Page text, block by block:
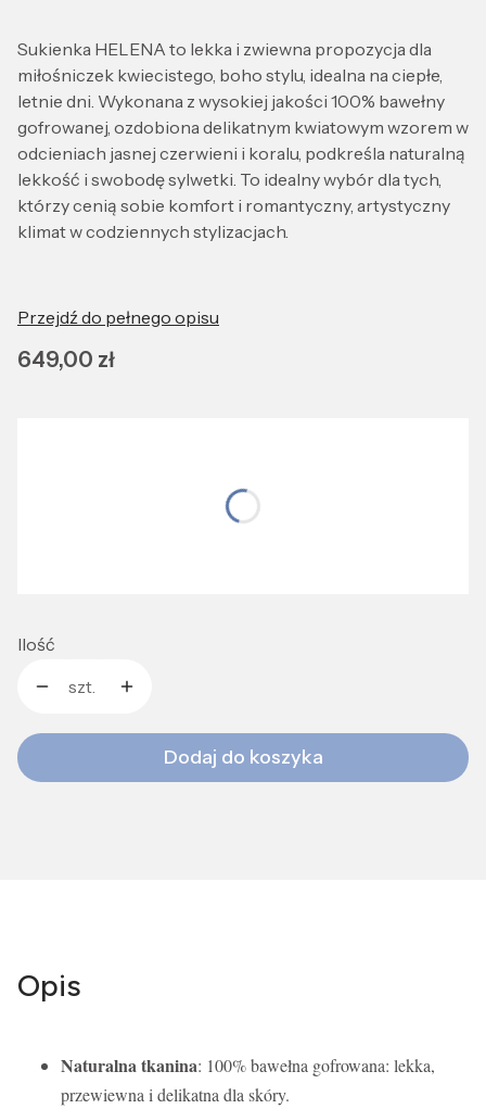
Sukienka HELENA to lekka i zwiewna propozycja dla
miłośniczek kwiecistego, boho stylu, idealna na ciepłe,
letnie dni. Wykonana z wysokiej jakości 100% bawełny
gofrowanej, ozdobiona delikatnym kwiatowym wzorem w
odcieniach jasnej czerwieni i koralu, podkreśla naturalną
lekkość i swobodę sylwetki. To idealny wybór dla tych,
którzy cenią sobie komfort i romantyczny, artystyczny
klimat w codziennych stylizacjach.
Przejdź do pełnego opisu
Cena
649,00 zł
Ilość
szt.
Dodaj do koszyka
Opis
Naturalna tkanina: 100% bawełna gofrowana: lekka,
przewiewna i delikatna dla skóry.